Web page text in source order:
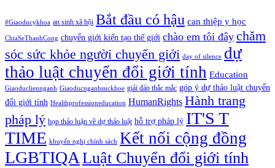
#Giaoducykhoa an sinh xã hội Bắt đầu có hậu can thiệp y học
ChiaSeThanhCong chuyển giới kiến tạo thế giới chào em tôi đây chăm
sóc sức khỏe người chuyển giới day of silence dự
thảo luật chuyển đổi giới tính Education
Giaoducliennganh Giaoducnganhsuckhoe giải đáp thắc mắc góp ý dự thảo luật chuyển
đổi giới tính Healthprofessioneducation HumanRights Hành trang
pháp lý họp thảo luận về dự thảo luật hỗ trợ pháp lý IT'S T
TIME khuyến nghị chính sách Kết nối cộng đồng
LGBTIQALuật Chuyển đổi giới tính